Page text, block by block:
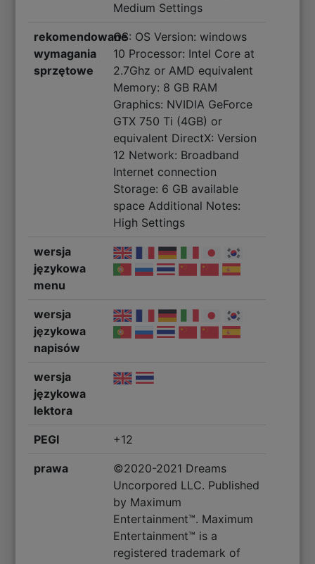
Medium Settings
rekomendowane
wymagania
sprzętowe
OS: OS Version: windows
10 Processor: Intel Core at
2.7Ghz or AMD equivalent
Memory: 8 GB RAM
Graphics: NVIDIA GeForce
GTX 750 Ti (4GB) or
equivalent DirectX: Version
12 Network: Broadband
Internet connection
Storage: 6 GB available
space Additional Notes:
High Settings
wersja
językowa
menu
wersja
językowa
napisów
wersja
językowa
lektora
PEGI +12
prawa
©2020-2021 Dreams
Uncorpored LLC. Published
by Maximum
Entertainment™. Maximum
Entertainment™ is a
registered trademark of